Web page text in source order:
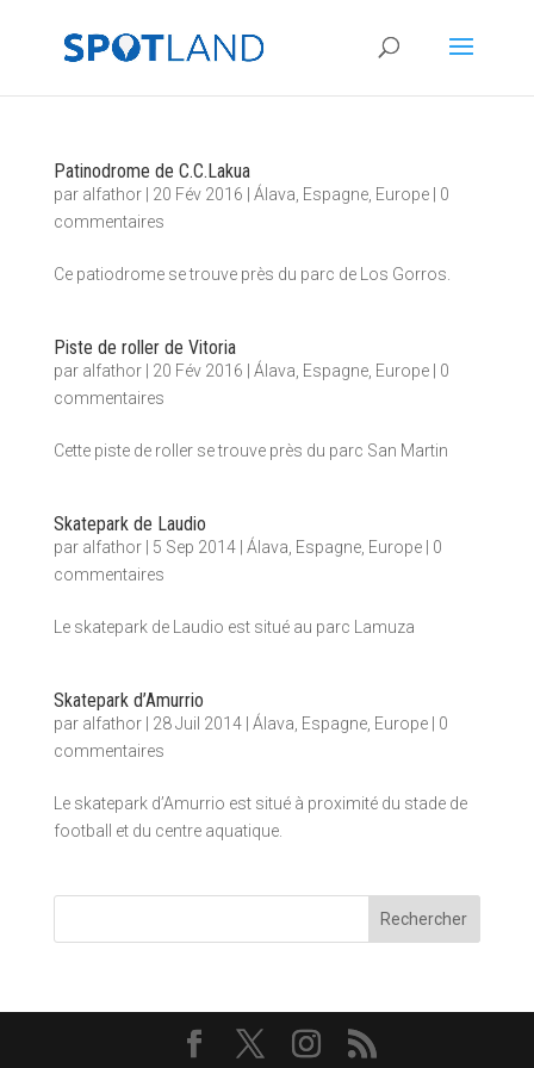
Patinodrome de C.C.Lakua
par alfathor| 20 Fév 2016 Álava Espagne, Europe| 0
commentaires
Ce patiodrome se trouve près du parc de Los Gorros.
Piste de roller de Vitoria
par alfathor| 20 Fév 2016 Álava Espagne, Europe| 0
commentaires
Cette piste de roller se trouve près du parc San Martin
Skatepark de Laudio
par alfathor| 5 Sep 2014| Álava Espagne, Europe| 0
commentaires
Le skatepark de Laudio est situé au parc Lamuza
Skatepark d’Amurrio
par alfathor| 28 Juil 2014| Álava Espagne, Europe| 0
commentaires
Le skatepark d’Amurrio est situé à proximité du stade de
football et du centre aquatique.
Rechercher